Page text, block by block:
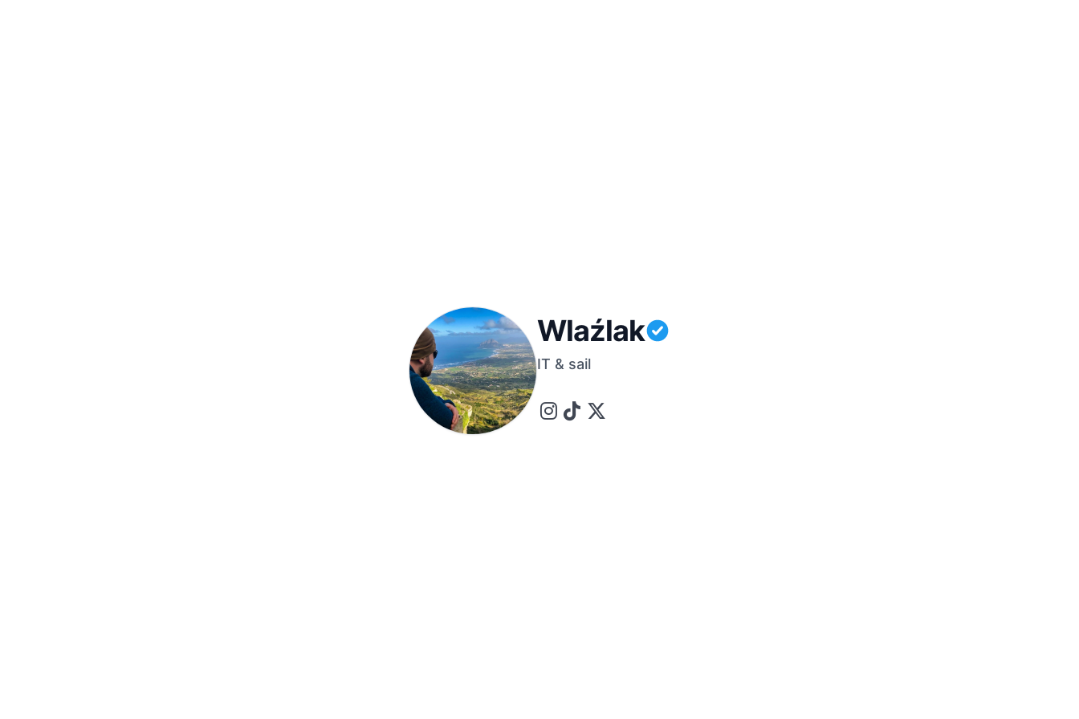
Wlaźlak
IT & sail